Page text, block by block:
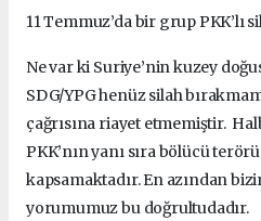
11 Temmuz’da bir grup PKK’lı
Ne var ki Suriye’nin kuzey
SDG/YPG henüz silah
çağrısına riayet etmemiştir.
PKK’nın yanı sıra bölücü
kapsamaktadır. En azından
yorumumuz bu doğrultudadır.